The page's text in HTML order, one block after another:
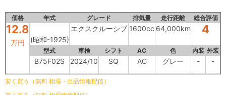
価格 年式 グレード 排気量 走行距離 総合評価
12.8
万円 (昭和-1925)
エクスクルーシブ 1600cc 64,000km 4
型式 車検 シフト AC 色 内装 外装
B75F02S 2024/10 SQ AC グレー - -
安く買う（無料 相場・出品情報配信）